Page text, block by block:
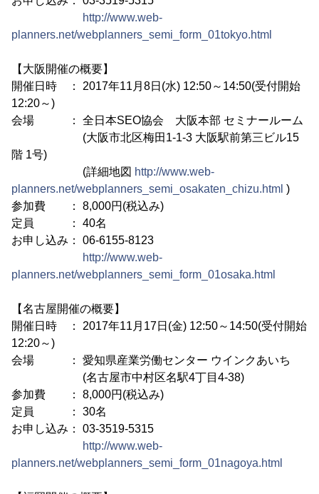
http://www.web-
planners.net/webplanners_semi_form_01tokyo.html
【大阪開催の概要】
開催日時 ： 2017年11月8日(水) 12:50～14:50(受付開始
12:20～)
会場 ： 全日本SEO協会 大阪本部 セミナールーム
(大阪市北区梅田1-1-3 大阪駅前第三ビル15
階 1号)
(詳細地図 http://www.web-
planners.net/webplanners_semi_osakaten_chizu.html )
参加費 ： 8,000円(税込み)
定員 ： 40名
お申し込み： 06-6155-8123
http://www.web-
planners.net/webplanners_semi_form_01osaka.html
【名古屋開催の概要】
開催日時 ： 2017年11月17日(金) 12:50～14:50(受付開始
12:20～)
会場 ： 愛知県産業労働センター ウインクあいち
(名古屋市中村区名駅4丁目4-38)
参加費 ： 8,000円(税込み)
定員 ： 30名
お申し込み： 03-3519-5315
http://www.web-
planners.net/webplanners_semi_form_01nagoya.html